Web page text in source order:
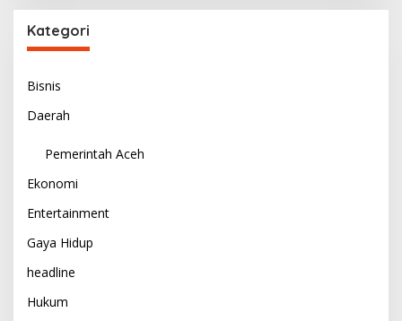
Kategori
Bisnis
Daerah
Pemerintah Aceh
Ekonomi
Entertainment
Gaya Hidup
headline
Hukum